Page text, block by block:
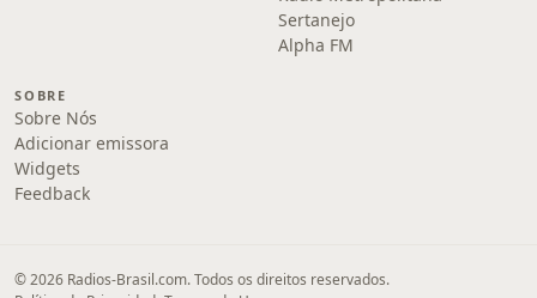
Sertanejo
Alpha FM
SOBRE
Sobre Nós
Adicionar emissora
Widgets
Feedback
© 2026 Radios-Brasil.com. Todos os direitos reservados.